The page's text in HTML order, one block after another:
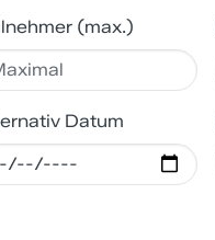
(max.)
Datum